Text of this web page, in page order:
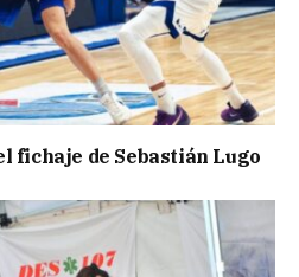
fichaje de Sebastián Lugo